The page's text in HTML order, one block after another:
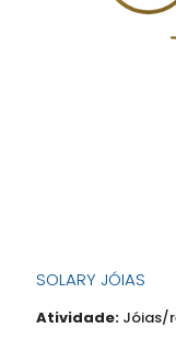
SOLARY JÓIAS
Atividade: Jóias/